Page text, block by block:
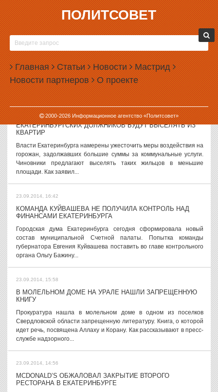
ПОЛИТСОВЕТ
Главная Статьи Новости Мастрид
Новости партнеров О проекте
2000-2026Информационное агентство «Политсовет»
23.09.2014, 17:58
ПРОКУРАТУРА ОПРОТЕСТОВАЛА УКАЗ О КВАРТИРАХ ДЛЯ
МИНИСТРОВ
Прокуратура Свердловской области опротестовала указ
губернатора, по которому министры областного правительства
могут получить субсидии из бюджета на покупку новых квартир.
Впрочем, отменять этот указ...
23.09.2014, 17:21
ЕКАТЕРИНБУРГСКИХ ДОЛЖНИКОВ БУДУТ ВЫСЕЛЯТЬ ИЗ
КВАРТИР
Власти Екатеринбурга намерены ужесточить меры воздействия на
горожан, задолжавших большие суммы за коммунальные услуги.
Чиновники предлагают выселять таких жильцов в меньшие
площади. Как заявил...
23.09.2014, 16:42
КОМАНДА КУЙВАШЕВА НЕ ПОЛУЧИЛА КОНТРОЛЬ НАД
ФИНАНСАМИ ЕКАТЕРИНБУРГА
Городская дума Екатеринбурга сегодня сформировала новый
состав муниципальной Счетной палаты. Попытка команды
губернатора Евгения Куйвашева поставить во главе контрольного
органа Ольгу Бажину...
23.09.2014, 15:58
В МОЛЕЛЬНОМ ДОМЕ НА УРАЛЕ НАШЛИ ЗАПРЕЩЕННУЮ
КНИГУ
Прокуратура нашла в молельном доме в одном из поселков
Свердловской области запрещенную литературу. Книга, о которой
идет речь, посвящена Аллаху и Корану. Как рассказывают в пресс-
службе надзорного...
23.09.2014, 14:56
MCDONALD’S ОБЖАЛОВАЛ ЗАКРЫТИЕ ВТОРОГО
РЕСТОРАНА В ЕКАТЕРИНБУРГЕ